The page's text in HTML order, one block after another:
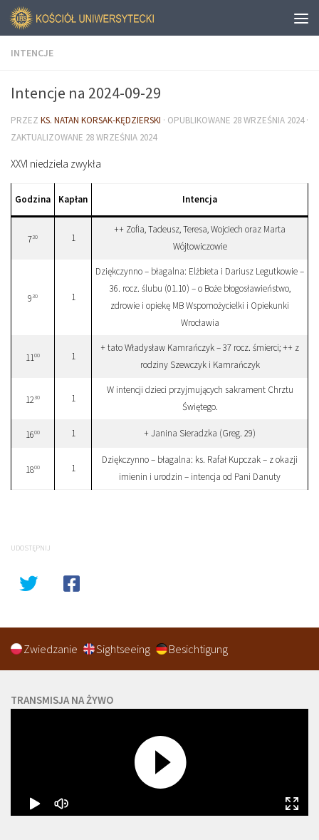
INTENCJE
Intencje na 2024-09-29
PRZEZ KS. NATAN KORSAK-KĘDZIERSKI · OPUBLIKOWANE 28 WRZEŚNIA 2024·
ZAKTUALIZOWANE 28 WRZEŚNIA 2024
XXVI niedziela zwykła
Godzina Kapłan Intencja
730 1
++ Zofia, Tadeusz, Teresa, Wojciech oraz Marta
Wójtowiczowie
930 1
Dziękczynno – błagalna: Elżbieta i Dariusz Legutkowie –
36. rocz. ślubu (01.10) – o Boże błogosławieństwo,
zdrowie i opiekę MB Wspomożycielki i Opiekunki
Wrocławia
1100 1
+ tato Władysław Kamrańczyk – 37 rocz. śmierci; ++ z
rodziny Szewczyk i Kamrańczyk
1230 1
W intencji dzieci przyjmujących sakrament Chrztu
Świętego.
1600 1 + Janina Sieradzka (Greg. 29)
1800 1
Dziękczynno – błagalna: ks. Rafał Kupczak – z okazji
imienin i urodzin – intencja od Pani Danuty
UDOSTĘPNIJ
Zwiedzanie Sightseeing Besichtigung
TRANSMISJA NA ŻYWO